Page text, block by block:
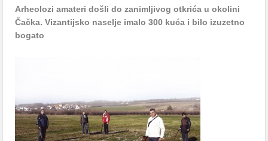
Arheolozi amateri došli do zanimljivog otkrića u okolini
Čačka. Vizantijsko naselje imalo 300 kuća i bilo izuzetno
bogato